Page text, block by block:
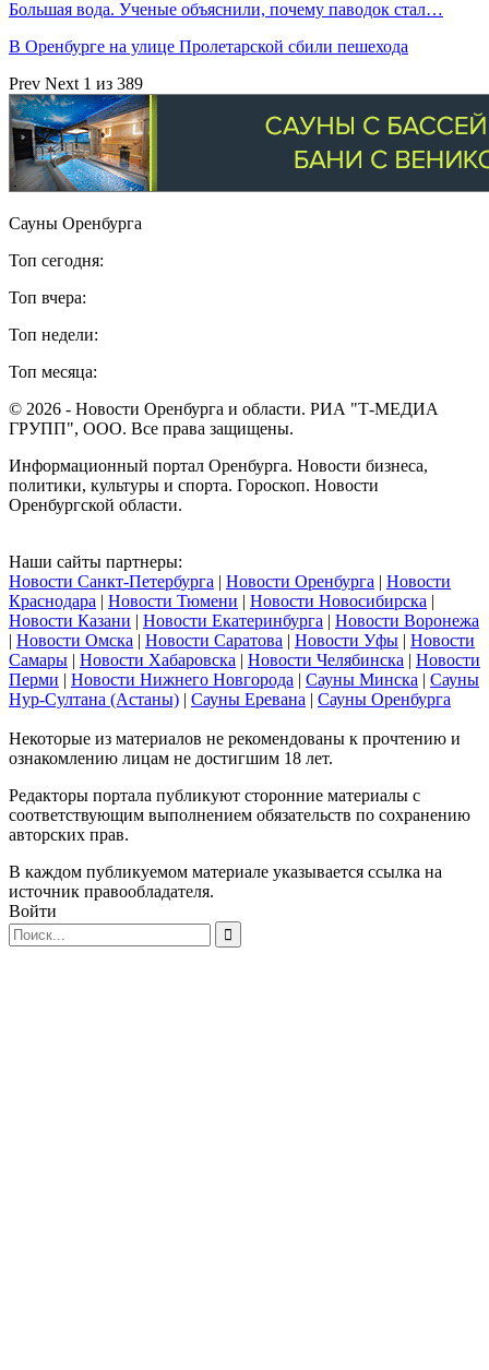
Большая вода. Ученые объяснили, почему паводок стал…
В Оренбурге на улице Пролетарской сбили пешехода
Prev Next 1 из 389
Сауны Оренбурга
Топ сегодня:
Топ вчера:
Топ недели:
Топ месяца:
© 2026 - Новости Оренбурга и области. РИА "Т-МЕДИА
ГРУПП", ООО. Все права защищены.
Информационный портал Оренбурга. Новости бизнеса,
политики, культуры и спорта. Гороскоп. Новости
Оренбургской области.
Наши сайты партнеры:
Новости Санкт-Петербурга | Новости Оренбурга | Новости
Краснодара | Новости Тюмени | Новости Новосибирска |
Новости Казани | Новости Екатеринбурга | Новости Воронежа
| Новости Омска | Новости Саратова | Новости Уфы | Новости
Самары | Новости Хабаровска | Новости Челябинска | Новости
Перми | Новости Нижнего Новгорода | Сауны Минска | Сауны
Нур-Султана (Астаны) | Сауны Еревана | Сауны Оренбурга
Некоторые из материалов не рекомендованы к прочтению и
ознакомлению лицам не достигшим 18 лет.
Редакторы портала публикуют сторонние материалы с
соответствующим выполнением обязательств по сохранению
авторских прав.
В каждом публикуемом материале указывается ссылка на
источник правообладателя.
Войти